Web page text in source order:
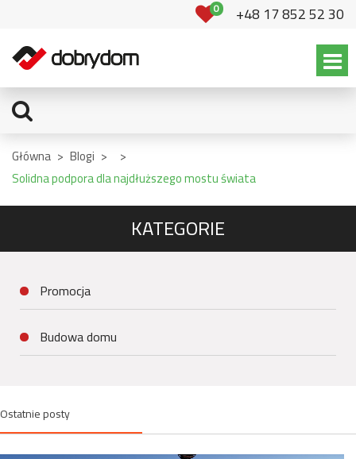
0 +48 17 852 52 30
Główna > Blogi >
>
Solidna podpora dla najdłuższego mostu świata
KATEGORIE
Promocja
Budowa domu
Ostatnie posty